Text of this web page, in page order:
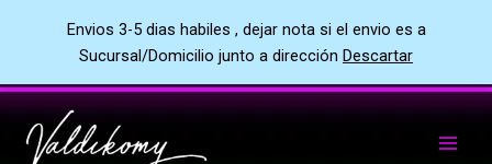
Envios 3-5 dias habiles , dejar nota si el envio es a
Sucursal/Domicilio junto a dirección Descartar
al
contenido